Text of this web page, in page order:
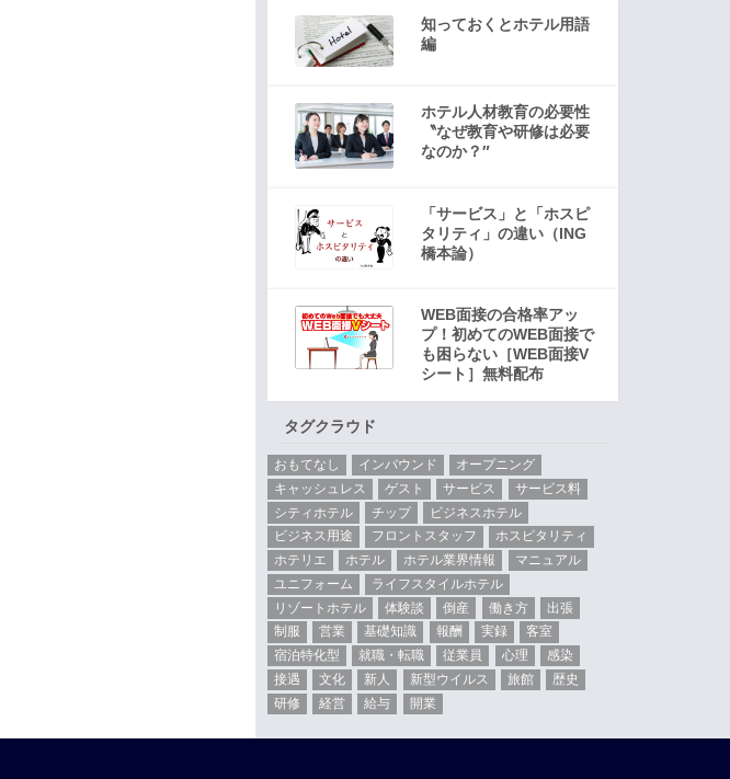
知っておくとホテル用語
編
ホテル人材教育の必要性
〝なぜ教育や研修は必要
なのか？″
「サービス」と「ホスピ
タリティ」の違い（ING
橋本論）
WEB面接の合格率アッ
プ！初めてのWEB面接で
も困らない［WEB面接V
シート］無料配布
タグクラウド
おもてなし インバウンド
オープニング
キャッシュレス
ゲスト サービス
サービス料
シティホテル
チップ
ビジネスホテル
ビジネス用途
フロントスタッフ
ホスピタリティ
ホテリエ
ホテル ホテル業界情報
マニュアル
ユニフォーム
ライフスタイルホテル
リゾートホテル
体験談 倒産 働き方
出張
制服
営業 基礎知識 報酬 実録
客室
宿泊特化型
就職・転職 従業員 心理
感染
接遇
文化 新人 新型ウイルス 旅館
歴史
研修
経営 給与 開業